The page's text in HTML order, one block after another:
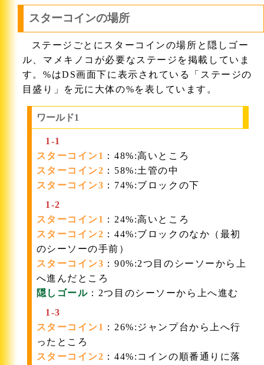
スターコインの場所
ステージごとにスターコインの場所と隠しゴー
ル、マメキノコが必要なステージを掲載していま
す。%はDS画面下に表示されている「ステージの
目盛り」を元に大体の%を表しています。
ワールド1
1-1
スターコイン1 ：48%:高いところ
スターコイン2 ：58%:土管の中
スターコイン3 ：74%:ブロックの下
1-2
スターコイン1 ：24%:高いところ
スターコイン2 ：44%:ブロックのなか（最初
のシーソーの手前）
スターコイン3 ：90%:2つ目のシーソーから上
へ進んだところ
隠しゴール ：2つ目のシーソーから上へ進む
1-3
スターコイン1 ：26%:ジャンプ台から上へ行
ったところ
スターコイン2 ：44%:コインの順番通りに落